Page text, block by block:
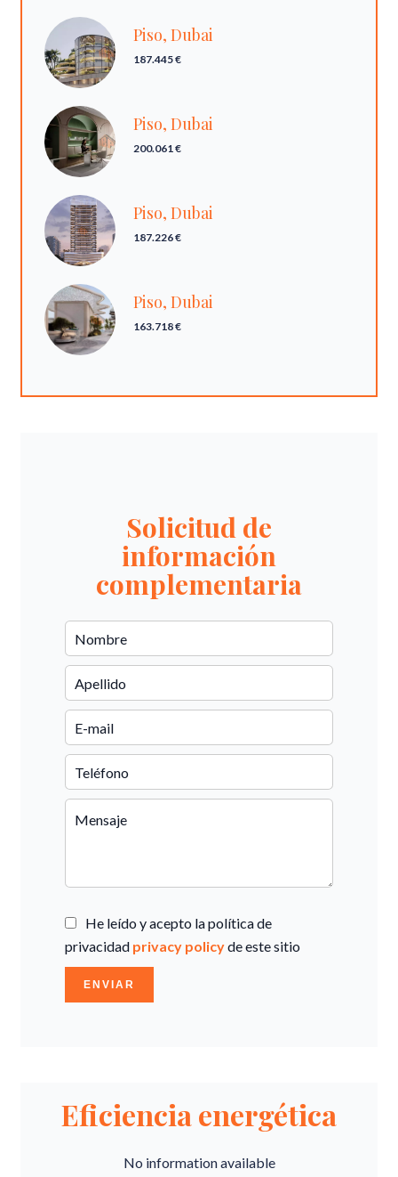
Piso, Dubai
187.445 €
Piso, Dubai
200.061 €
Piso, Dubai
187.226 €
Piso, Dubai
163.718 €
Solicitud de
información
complementaria
He leído y acepto la política de
privacidad privacy policyde este sitio
ENVIAR
Eficiencia energética
No information available